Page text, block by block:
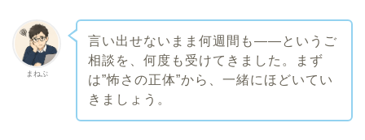
まねぶ
言い出せないまま何週間も——というご
相談を、何度も受けてきました。まず
は”怖さの正体”から、一緒にほどいてい
きましょう。